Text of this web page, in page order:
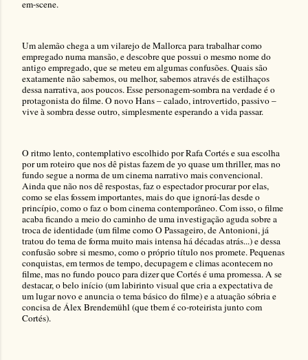
em-scene.
Um alemão chega a um vilarejo de Mallorca para trabalhar como
empregado numa mansão, e descobre que possui o mesmo nome do
antigo empregado, que se meteu em algumas confusões. Quais são
exatamente não sabemos, ou melhor, sabemos através de estilhaços
dessa narrativa, aos poucos. Esse personagem-sombra na verdade é o
protagonista do filme. O novo Hans – calado, introvertido, passivo –
vive à sombra desse outro, simplesmente esperando a vida passar.
O ritmo lento, contemplativo escolhido por Rafa Cortés e sua escolha
por um roteiro que nos dê pistas fazem de yo quase um thriller, mas no
fundo segue a norma de um cinema narrativo mais convencional.
Ainda que não nos dê respostas, faz o espectador procurar por elas,
como se elas fossem importantes, mais do que ignorá-las desde o
princípio, como o faz o bom cinema contemporâneo. Com isso, o filme
acaba ficando a meio do caminho de uma investigação aguda sobre a
troca de identidade (um filme como O Passageiro, de Antonioni, já
tratou do tema de forma muito mais intensa há décadas atrás...) e dessa
confusão sobre si mesmo, como o próprio título nos promete. Pequenas
conquistas, em termos de tempo, decupagem e climas acontecem no
filme, mas no fundo pouco para dizer que Cortés é uma promessa. A se
destacar, o belo início (um labirinto visual que cria a expectativa de
um lugar novo e anuncia o tema básico do filme) e a atuação sóbria e
concisa de Álex Brendemühl (que tbem é co-roteirista junto com
Cortés).